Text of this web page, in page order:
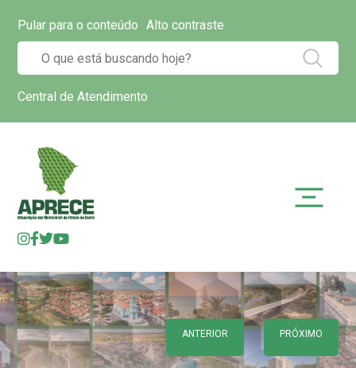
Pular para o conteúdo Alto contraste
Central de Atendimento
ANTERIOR PRÓXIMO